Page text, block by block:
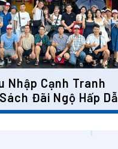
Nhập Cạnh Tranh
Đãi Ngộ Hấp